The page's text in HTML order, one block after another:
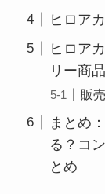
ヒロア
ヒロア
リー商
販
まとめ
る？コ
とめ